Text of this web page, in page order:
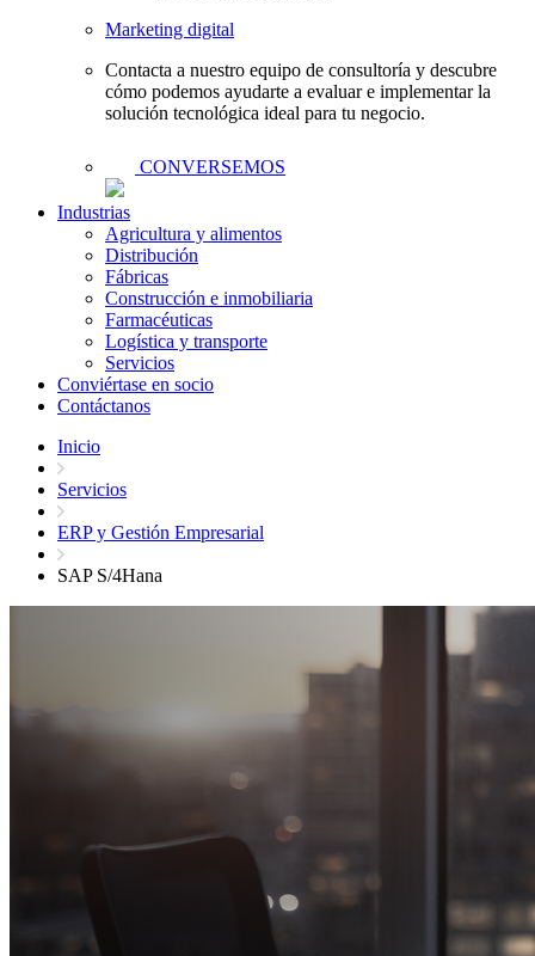
Marketing digital
Contacta a nuestro equipo de consultoría y descubre
cómo podemos ayudarte a evaluar e implementar la
solución tecnológica ideal para tu negocio.
CONVERSEMOS
Industrias
Agricultura y alimentos
Distribución
Fábricas
Construcción e inmobiliaria
Farmacéuticas
Logística y transporte
Servicios
Conviértase en socio
Contáctanos
Inicio
Servicios
ERP y Gestión Empresarial
SAP S/4Hana